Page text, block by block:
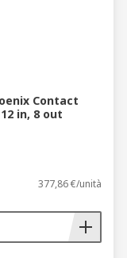
Contact
in, 8 out
377,86 €/unità